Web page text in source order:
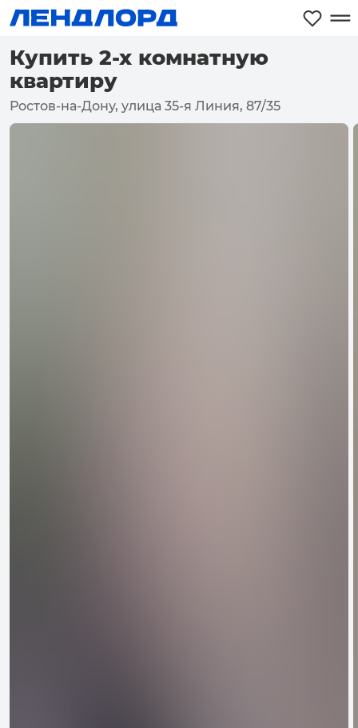
Купить 2-х комнатную
квартиру
Ростов-на-Дону, улица 35-я Линия, 87/35